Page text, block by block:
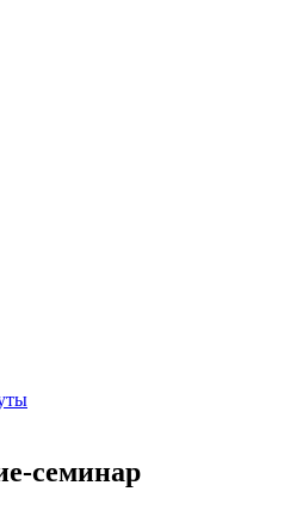
семинар